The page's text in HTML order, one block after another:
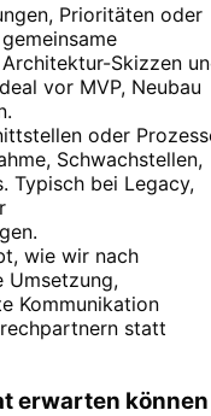
Prioritäten oder
Skizzen
vor MVP, Neubau
oder
Schwachstellen,
Typisch bei Legacy,
wie wir nach
Umsetzung,
Kommunikation
statt
erwarten können